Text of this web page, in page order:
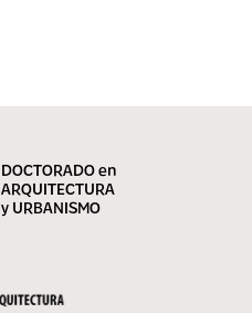
DOCTORADO en
ARQUITECTURA
y URBANISMO